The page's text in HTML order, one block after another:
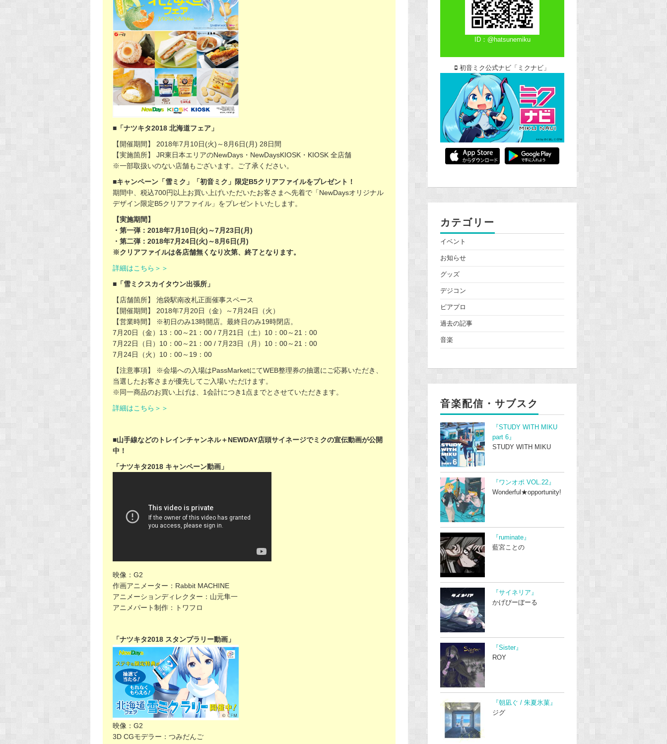
■「ナツキタ2018 北海道フェア」
【開催期間】 2018年7月10日(火)～8月6日(月) 28日間
【実施箇所】 JR東日本エリアのNewDays・NewDaysKIOSK・KIOSK 全店舗
※一部取扱いのない店舗もございます。ご了承ください。
■キャンペーン「雪ミク」「初音ミク」限定B5クリアファイルをプレゼント！
期間中、税込700円以上お買い上げいただいたお客さまへ先着で「NewDaysオリジナル
デザイン限定B5クリアファイル」をプレゼントいたします。
【実施期間】
・第一弾：2018年7月10日(火)～7月23日(月)
・第二弾：2018年7月24日(火)～8月6日(月)
※クリアファイルは各店舗無くなり次第、終了となります。
詳細はこちら＞＞
■「雪ミクスカイタウン出張所」
【店舗箇所】 池袋駅南改札正面催事スペース
【開催期間】 2018年7月20日（金）～7月24日（火）
【営業時間】 ※初日のみ13時開店。最終日のみ19時閉店。
7月20日（金）13：00～21：00 / 7月21日（土）10：00～21：00
7月22日（日）10：00～21：00 / 7月23日（月）10：00～21：00
7月24日（火）10：00～19：00
【注意事項】 ※会場への入場はPassMarketにてWEB整理券の抽選にご応募いただき、
当選したお客さまが優先してご入場いただけます。
※同一商品のお買い上げは、1会計につき1点までとさせていただきます。
詳細はこちら＞＞
■山手線などのトレインチャンネル＋NEWDAY店頭サイネージでミクの宣伝動画が公開
中！
「ナツキタ2018 キャンペーン動画」
映像：G2
作画アニメーター：Rabbit MACHINE
アニメーションディレクター：山元隼一
アニメパート制作：トワフロ
「ナツキタ2018 スタンプラリー動画」
映像：G2
3D CGモデラー：つみだんご
ID：@hatsunemiku
初音ミク公式ナビ「ミクナビ」
カテゴリー
イベント
お知らせ
グッズ
デジコン
ピアプロ
過去の記事
音楽
音楽配信・サブスク
『STUDY WITH MIKU
part 6』
STUDY WITH MIKU
『ワンオポ VOL.22』
Wonderful★opportunity!
『ruminate』
藍宮ことの
『サイネリア』
かげぴーぼーる
『Sister』
ROY
『朝凪ぐ / 朱夏氷菓』
ジグ